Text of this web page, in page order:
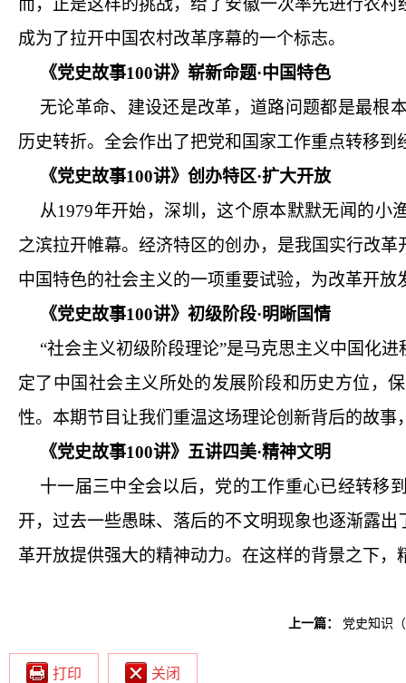
而，正是这样的挑战，给了安徽一次率先进行农
成为了拉开中国农村改革序幕的一个标志。
《党史故事100讲》崭新命题·中国特色
无论革命、建设还是改革，道路问题都是最根
历史转折。全会作出了把党和国家工作重点转移
《党史故事100讲》创办特区·扩大开放
从1979年开始，深圳，这个原本默默无闻的小
之滨拉开帷幕。经济特区的创办，是我国实行改
中国特色的社会主义的一项重要试验，为改革开
《党史故事100讲》初级阶段·明晰国情
“社会主义初级阶段理论”是马克思主义中国化
定了中国社会主义所处的发展阶段和历史方位，
性。本期节目让我们重温这场理论创新背后的故
《党史故事100讲》五讲四美·精神文明
十一届三中全会以后，党的工作重心已经转移
开，过去一些愚昧、落后的不文明现象也逐渐露
革开放提供强大的精神动力。在这样的背景之下
上一篇： 党史知识
打印 关闭